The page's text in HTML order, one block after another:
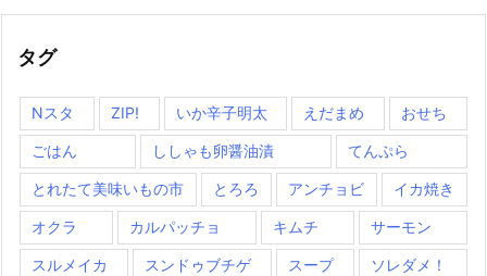
タグ
Nスタ ZIP! いか辛子明太 えだまめ おせち
ごはん ししゃも卵醤油漬 てんぷら
とれたて美味いもの市 とろろ アンチョビ イカ焼き
オクラ カルパッチョ キムチ サーモン
スルメイカ スンドゥブチゲ スープ ソレダメ！